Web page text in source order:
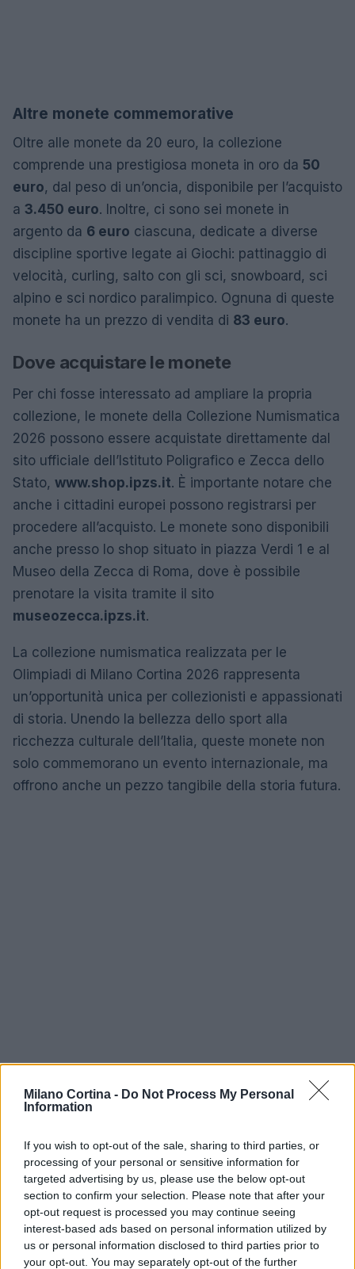
Milano Cortina - Do Not Process My Personal
Information
If you wish to opt-out of the sale, sharing to third parties, or
processing of your personal or sensitive information for
targeted advertising by us, please use the below opt-out
section to confirm your selection. Please note that after your
opt-out request is processed you may continue seeing
interest-based ads based on personal information utilized by
us or personal information disclosed to third parties prior to
your opt-out. You may separately opt-out of the further
Altre monete commemorative
Oltre alle monete da 20 euro, la collezione
comprende una prestigiosa moneta in oro da 50
euro, dal peso di un’oncia, disponibile per l’acquisto
a 3.450 euro. Inoltre, ci sono sei monete in
argento da 6 euro ciascuna, dedicate a diverse
discipline sportive legate ai Giochi: pattinaggio di
velocità, curling, salto con gli sci, snowboard, sci
alpino e sci nordico paralimpico. Ognuna di queste
monete ha un prezzo di vendita di 83 euro.
Dove acquistare le monete
Per chi fosse interessato ad ampliare la propria
collezione, le monete della Collezione Numismatica
2026 possono essere acquistate direttamente dal
sito ufficiale dell’Istituto Poligrafico e Zecca dello
Stato, www.shop.ipzs.it. È importante notare che
anche i cittadini europei possono registrarsi per
procedere all’acquisto. Le monete sono disponibili
anche presso lo shop situato in piazza Verdi 1 e al
Museo della Zecca di Roma, dove è possibile
prenotare la visita tramite il sito
museozecca.ipzs.it.
La collezione numismatica realizzata per le
Olimpiadi di Milano Cortina 2026 rappresenta
un’opportunità unica per collezionisti e appassionati
di storia. Unendo la bellezza dello sport alla
ricchezza culturale dell’Italia, queste monete non
solo commemorano un evento internazionale, ma
offrono anche un pezzo tangibile della storia futura.
Ilaria Beretta ha coordinato un longform sulle
reti culturali triestine realizzato con interviste
al Teatro Romano, difendendo una linea
editoriale approfondita per le feature. Capo
desk feature, conserva una serie di lettere
d'archivio legate a Trieste come dettaglio
personale.